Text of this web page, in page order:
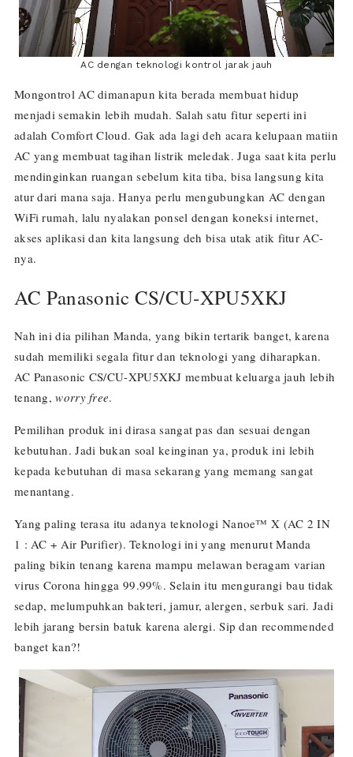
AC dengan teknologi kontrol jarak jauh
Mongontrol AC dimanapun kita berada membuat hidup
menjadi semakin lebih mudah. Salah satu fitur seperti ini
adalah Comfort Cloud. Gak ada lagi deh acara kelupaan matiin
AC yang membuat tagihan listrik meledak. Juga saat kita perlu
mendinginkan ruangan sebelum kita tiba, bisa langsung kita
atur dari mana saja. Hanya perlu mengubungkan AC dengan
WiFi rumah, lalu nyalakan ponsel dengan koneksi internet,
akses aplikasi dan kita langsung deh bisa utak atik fitur AC-
nya.
AC Panasonic CS/CU-XPU5XKJ
Nah ini dia pilihan Manda, yang bikin tertarik banget, karena
sudah memiliki segala fitur dan teknologi yang diharapkan.
AC Panasonic CS/CU-XPU5XKJ membuat keluarga jauh lebih
tenang,worry free.
Pemilihan produk ini dirasa sangat pas dan sesuai dengan
kebutuhan. Jadi bukan soal keinginan ya, produk ini lebih
kepada kebutuhan di masa sekarang yang memang sangat
menantang.
Yang paling terasa itu adanya teknologi Nanoe™ X (AC 2 IN
1 : AC + Air Purifier). Teknologi ini yang menurut Manda
paling bikin tenang karena mampu melawan beragam varian
virus Corona hingga 99.99%. Selain itu mengurangi bau tidak
sedap, melumpuhkan bakteri, jamur, alergen, serbuk sari. Jadi
lebih jarang bersin batuk karena alergi. Sip dan recommended
banget kan?!